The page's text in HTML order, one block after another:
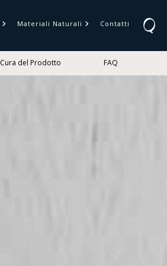
Materiali Naturali Contatti
Cura del Prodotto FAQ